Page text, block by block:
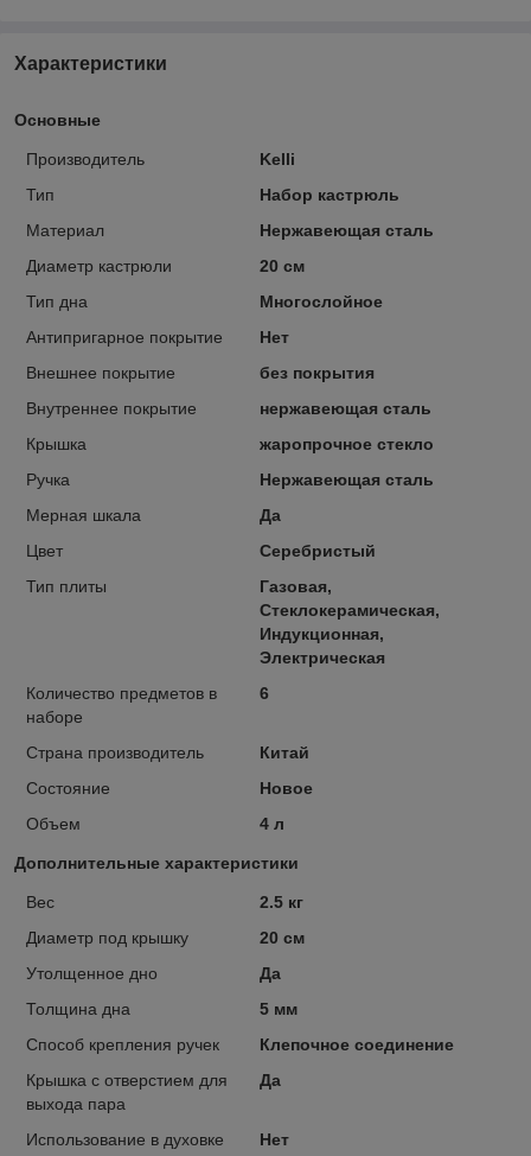
Характеристики
Основные
Производитель
Kelli
Тип
Набор кастрюль
Материал
Нержавеющая сталь
Диаметр кастрюли
20 см
Тип дна
Многослойное
Антипригарное покрытие
Нет
Внешнее покрытие
без покрытия
Внутреннее покрытие
нержавеющая сталь
Крышка
жаропрочное стекло
Ручка
Нержавеющая сталь
Мерная шкала
Да
Цвет
Серебристый
Тип плиты
Газовая,
Стеклокерамическая,
Индукционная,
Электрическая
Количество предметов в
наборе
6
Страна производитель
Китай
Состояние
Новое
Объем
4 л
Дополнительные характеристики
Вес
2.5 кг
Диаметр под крышку
20 см
Утолщенное дно
Да
Толщина дна
5 мм
Способ крепления ручек
Клепочное соединение
Крышка с отверстием для
выхода пара
Да
Использование в духовке Нет